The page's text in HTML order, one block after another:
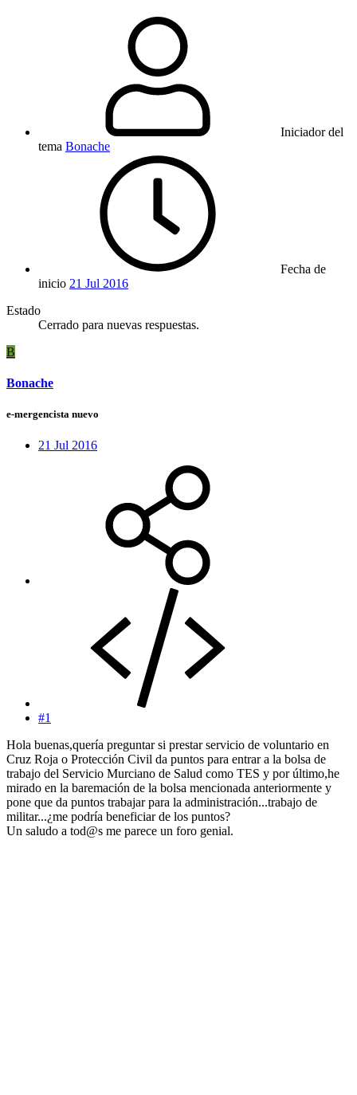
Iniciador del
tema Bonache
Fecha de
inicio 21 Jul 2016
Estado
Cerrado para nuevas respuestas.
B
Bonache
e-mergencista nuevo
21 Jul 2016
#1
Hola buenas,quería preguntar si prestar servicio de voluntario en
Cruz Roja o Protección Civil da puntos para entrar a la bolsa de
trabajo del Servicio Murciano de Salud como TES y por último,he
mirado en la baremación de la bolsa mencionada anteriormente y
pone que da puntos trabajar para la administración...trabajo de
militar...¿me podría beneficiar de los puntos?
Un saludo a tod@s me parece un foro genial.